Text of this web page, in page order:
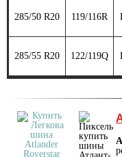
285/50 R20 119/116R
285/55 R20 122/119Q